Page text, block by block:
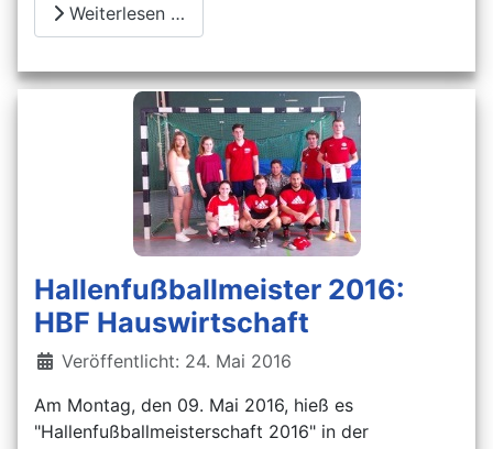
Weiterlesen …
Hallenfußballmeister 2016:
HBF Hauswirtschaft
Details
Veröffentlicht: 24. Mai 2016
Am Montag, den 09. Mai 2016, hieß es
"Hallenfußballmeisterschaft 2016" in der